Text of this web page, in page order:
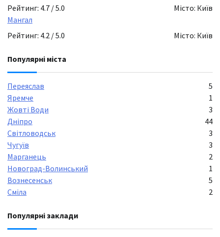
Рейтинг: 4.7 / 5.0
Місто: Київ
Мангал
Рейтинг: 4.2 / 5.0
Місто: Київ
Популярні міста
Переяслав
5
Яремче
1
Жовті Води
3
Дніпро
44
Світловодськ
3
Чугуїв
3
Марганець
2
Новоград-Волинський
1
Вознесенськ
5
Сміла
2
Популярні заклади